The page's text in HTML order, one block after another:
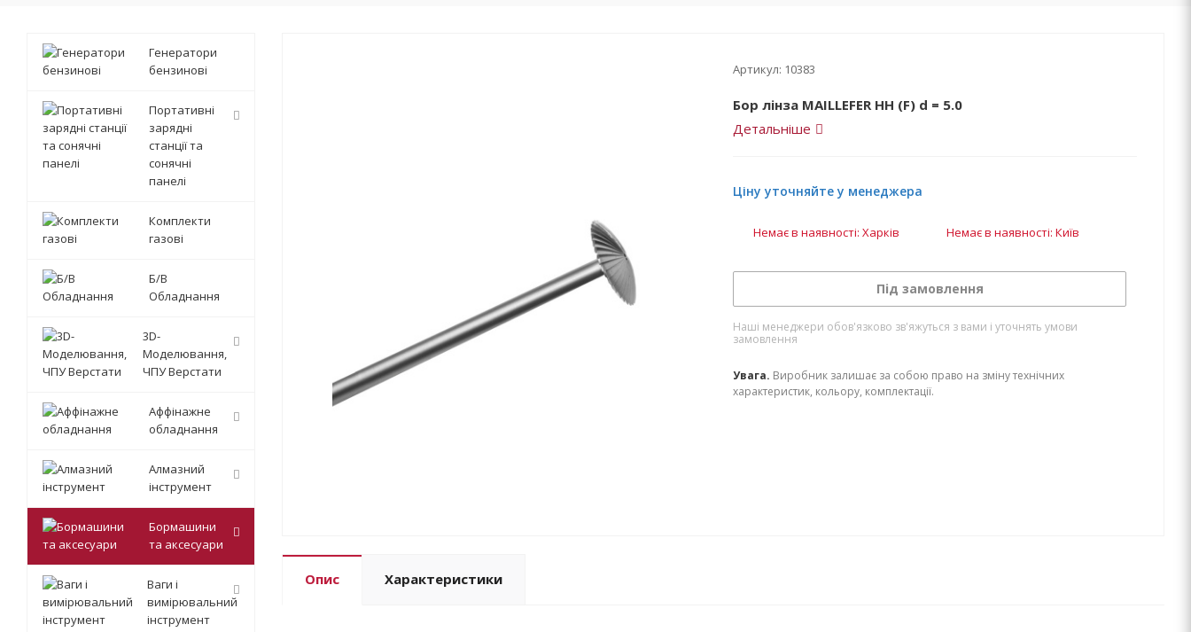
Артикул: 10383
Бор лінза MAILLEFER НН (F) d = 5.0
Детальніше
Ціну уточняйте у менеджера
Немає в наявності: Харків Немає в наявності: Київ
Під замовлення
Наші менеджери обов'язково зв'яжуться з вами і уточнять умови
замовлення
Увага. Виробник залишає за собою право на зміну технічних
характеристик, кольору, комплектації.
Опис Характеристики
Генератори
бензинові
Портативні
зарядні
станції та
сонячні
панелі
Комплекти
газові
Б/В
Обладнання
3D-
Моделювання,
ЧПУ Верстати
Аффінажне
обладнання
Алмазний
інструмент
Бормашини
та аксесуари
Ваги і
вимірювальний
інструмент